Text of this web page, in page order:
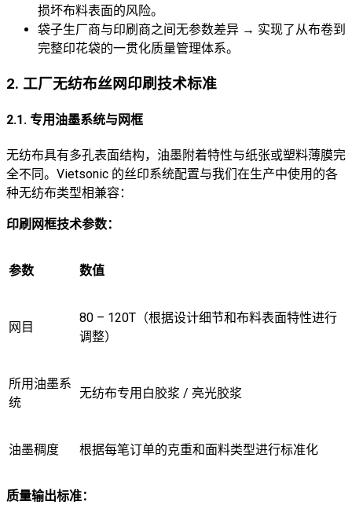
损坏布料表面的风险。
袋子生厂商与印刷商之间无参数差异 → 实现了从布卷到
完整印花袋的一贯化质量管理体系。
2. 工厂无纺布丝网印刷技术标准
2.1. 专用油墨系统与网框
无纺布具有多孔表面结构，油墨附着特性与纸张或塑料薄膜完
全不同。Vietsonic 的丝印系统配置与我们在生产中使用的各
种无纺布类型相兼容：
印刷网框技术参数：
参数 数值
网目
80 – 120T（根据设计细节和布料表面特性进行
调整）
所用油墨系
统
无纺布专用白胶浆 / 亮光胶浆
油墨稠度 根据每笔订单的克重和面料类型进行标准化
质量输出标准：